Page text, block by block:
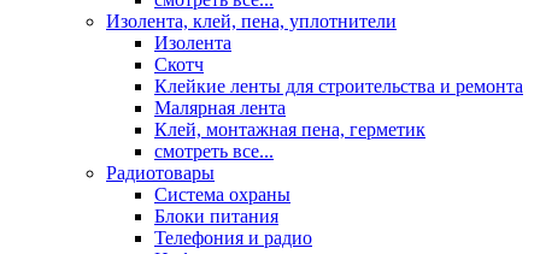
Изолента, клей, пена, уплотнители
Изолента
Скотч
Клейкие ленты для строительства и ремонта
Малярная лента
Клей, монтажная пена, герметик
смотреть все...
Радиотовары
Система охраны
Блоки питания
Телефония и радио